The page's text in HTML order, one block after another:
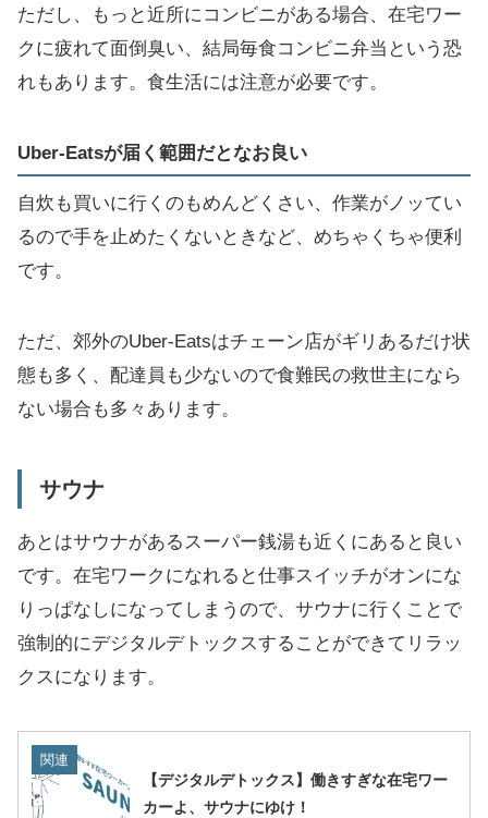
ただし、もっと近所にコンビニがある場合、在宅ワー
クに疲れて面倒臭い、結局毎食コンビニ弁当という恐
れもあります。食生活には注意が必要です。
Uber-Eatsが届く範囲だとなお良い
自炊も買いに行くのもめんどくさい、作業がノッてい
るので手を止めたくないときなど、めちゃくちゃ便利
です。
ただ、郊外のUber-Eatsはチェーン店がギリあるだけ状
態も多く、配達員も少ないので食難民の救世主になら
ない場合も多々あります。
サウナ
あとはサウナがあるスーパー銭湯も近くにあると良い
です。在宅ワークになれると仕事スイッチがオンにな
りっぱなしになってしまうので、サウナに行くことで
強制的にデジタルデトックスすることができてリラッ
クスになります。
関連
【デジタルデトックス】働きすぎな在宅ワー
カーよ、サウナにゆけ！